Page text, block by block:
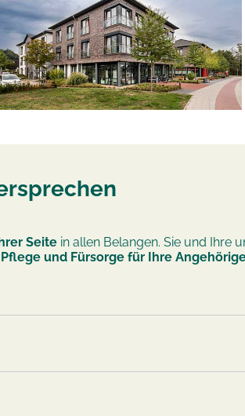
Seite in allen Belangen. Sie und Ihre
und Fürsorge für Ihre